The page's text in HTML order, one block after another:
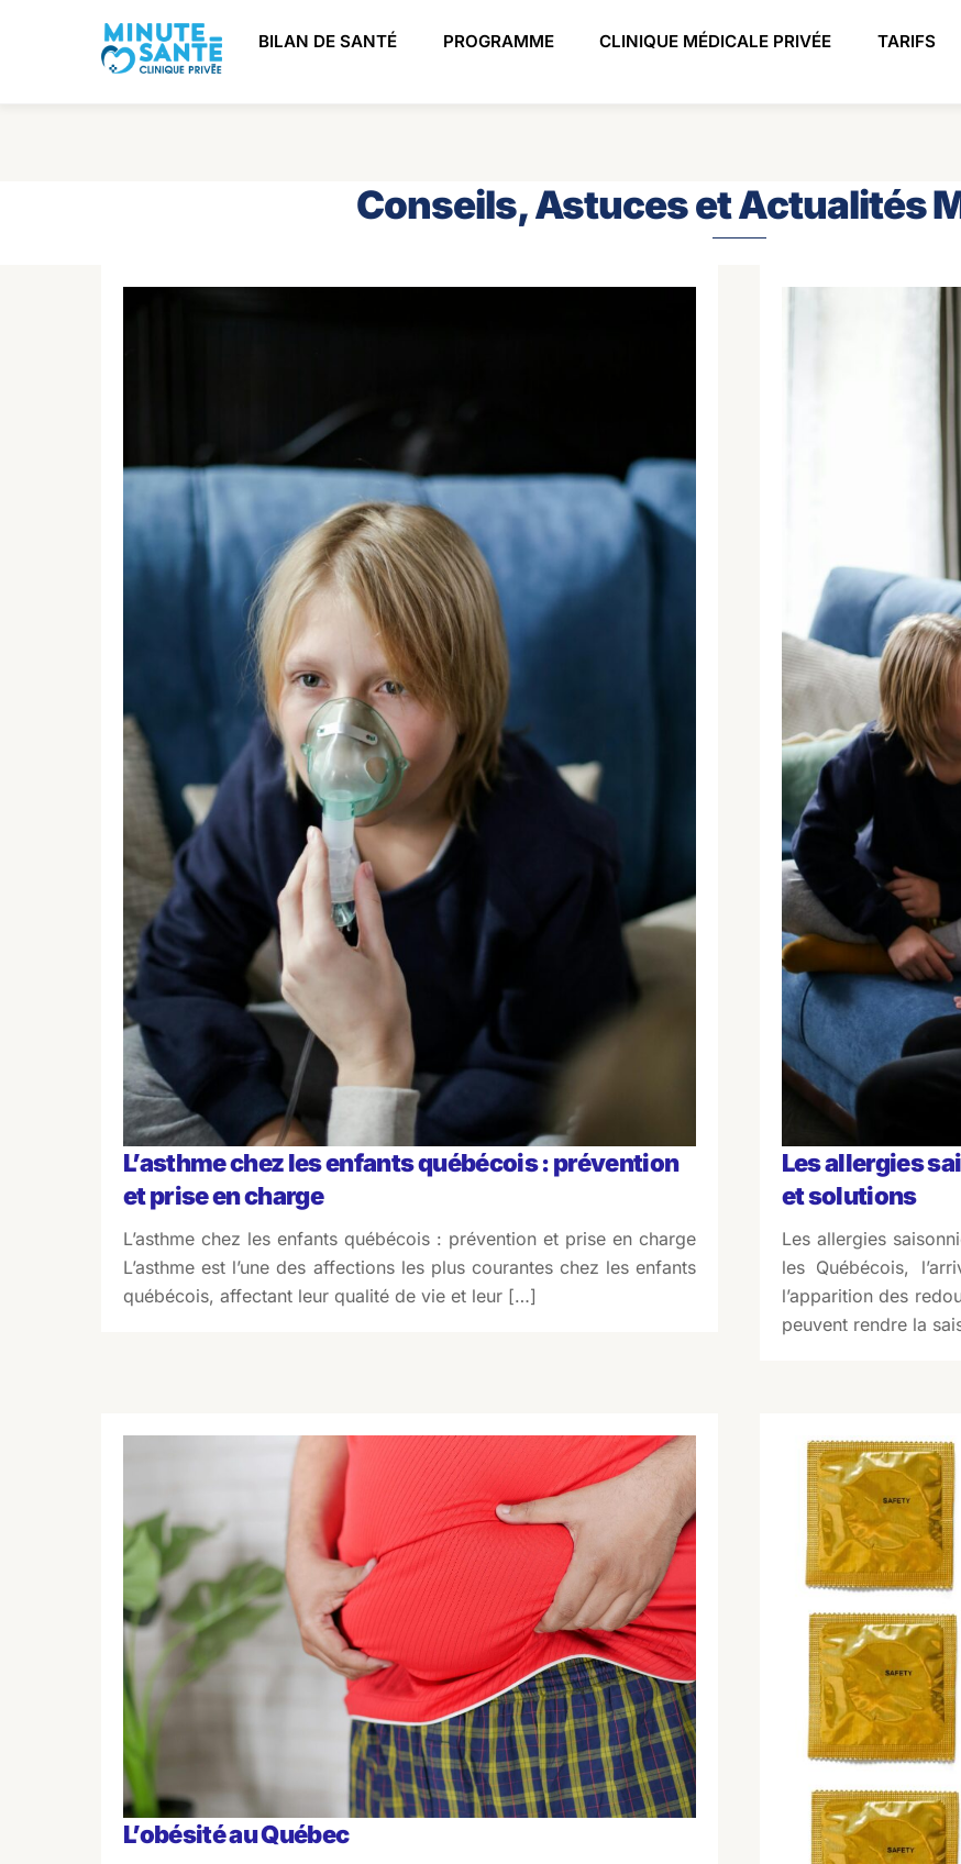
BILAN DE SANTÉ PROGRAMME CLINIQUE MÉDICALE PRIVÉE TARIFS
Conseils, Astuces et Actualités
L’asthme chez les enfants québécois : prévention
et prise en charge
L’asthme chez les enfants québécois : prévention et prise en charge
L’asthme est l’une des affections les plus courantes chez les enfants
québécois, affectant leur qualité de vie et leur […]
Les allergies
et solutions
Les allergies
les Québécois,
l’apparition des
peuvent rendre la
L’obésité au Québec
To